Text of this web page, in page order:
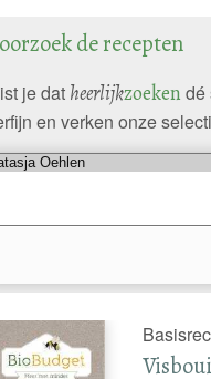
de recepten
je dat heerlijkzoekendé
en verken onze